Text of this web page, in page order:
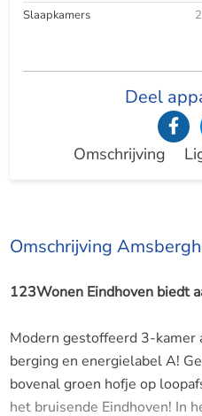
Slaapkamers
2
Deel
Omschrijving
Omschrijving
123Wonen Eindhoven biedt
Modern gestoffeerd 3-kamer
berging en energielabel A!
bovenal groen hofje op
het bruisende Eindhoven! In